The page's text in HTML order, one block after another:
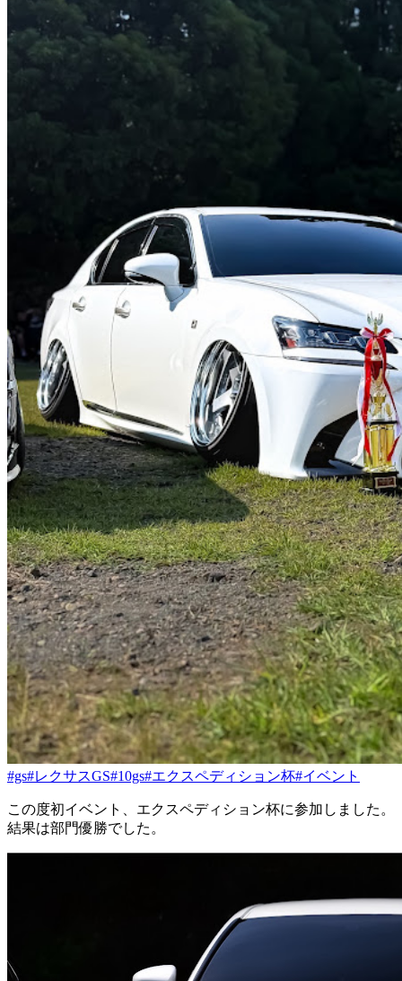
#gs#レクサスGS#10gs#エクスペディション杯#イベント
この度初イベント、エクスペディション杯に参加しました。
結果は部門優勝でした。